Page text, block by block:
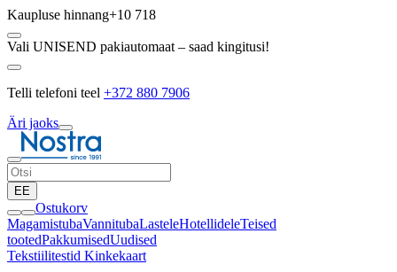
Kaupluse hinnang+10 718
Vali UNISEND pakiautomaat – saad kingitusi!
Telli telefoni teel +372 880 7906
Äri jaoks
EE
Ostukorv
MagamistubaVannitubaLasteleHotellideleTeised
tootedPakkumisedUudised
Tekstiilitestid Kinkekaart